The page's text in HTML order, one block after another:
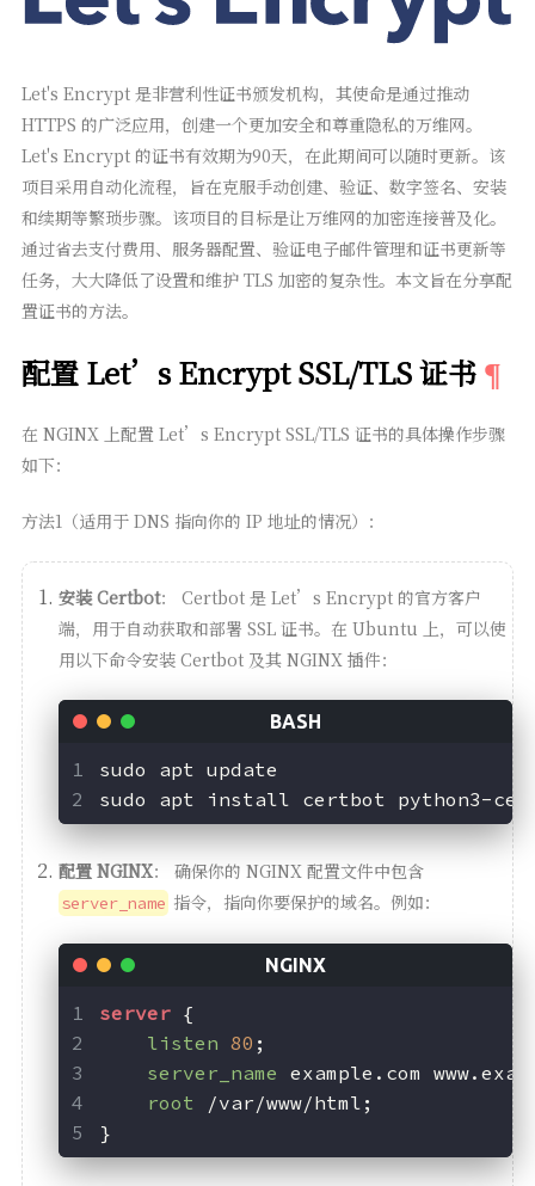
Let's Encrypt 是非营利性证书颁发机构，其使命是通过推动
HTTPS 的广泛应用，创建一个更加安全和尊重隐私的万维网。
Let's Encrypt 的证书有效期为90天，在此期间可以随时更新。该
项目采用自动化流程，旨在克服手动创建、验证、数字签名、安装
和续期等繁琐步骤。该项目的目标是让万维网的加密连接普及化。
通过省去支付费用、服务器配置、验证电子邮件管理和证书更新等
任务，大大降低了设置和维护 TLS 加密的复杂性。本文旨在分享配
置证书的方法。
配置 Let’s Encrypt SSL/TLS 证书
在 NGINX 上配置 Let’s Encrypt SSL/TLS 证书的具体操作步骤
如下：
方法1（适用于 DNS 指向你的 IP 地址的情况）：
安装 Certbot： Certbot 是 Let’s Encrypt 的官方客户
端，用于自动获取和部署 SSL 证书。在 Ubuntu 上，可以使
用以下命令安装 Certbot 及其 NGINX 插件：
sudo apt update
sudo apt install certbot python3-
配置 NGINX： 确保你的 NGINX 配置文件中包含
server_name指令，指向你要保护的域名。例如：
server {
listen 80 ;
server_name example.com
root /var/www/html;
}